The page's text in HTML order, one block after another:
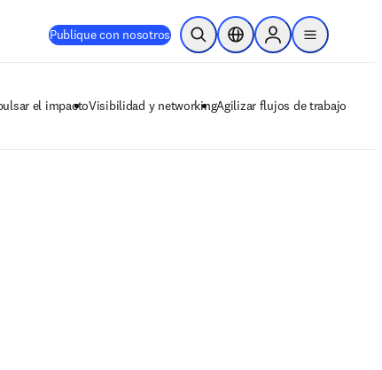
Publique con nosotros Abrir búsquedaSelector de ubicación
Sign in to products
menu
el impactoVisibilidad y networkingAgilizar flujos de trabajo